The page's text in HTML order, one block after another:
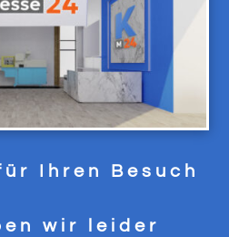
Ihren Besuch
wir leider